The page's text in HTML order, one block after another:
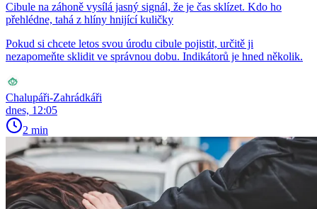
Cibule na záhoně vysílá jasný signál, že je čas sklízet. Kdo ho
přehlédne, tahá z hlíny hnijící kuličky
Pokud si chcete letos svou úrodu cibule pojistit, určitě ji
nezapomeňte sklidit ve správnou dobu. Indikátorů je hned několik.
Chalupáři-Zahrádkáři
dnes, 12:05
2 min